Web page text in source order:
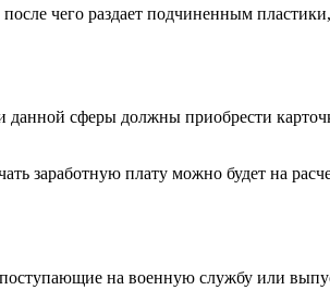
чего раздает подчиненным
сферы должны приобрести
заработную плату можно будет на
на военную службу или